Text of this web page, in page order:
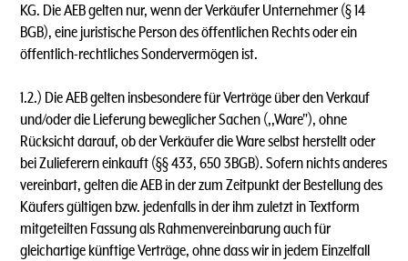
KG. Die AEB gelten nur, wenn der Verkäufer Unternehmer (§ 14
BGB), eine juristische Person des öffentlichen Rechts oder ein
öffentlich-rechtliches Sondervermögen ist.
1.2.) Die AEB gelten insbesondere für Verträge über den Verkauf
und/oder die Lieferung beweglicher Sachen (,,Ware"), ohne
Rücksicht darauf, ob der Verkäufer die Ware selbst herstellt oder
bei Zulieferern einkauft (§§ 433, 650 3BGB). Sofern nichts anderes
vereinbart, gelten die AEB in der zum Zeitpunkt der Bestellung des
Käufers gültigen bzw. jedenfalls in der ihm zuletzt in Textform
mitgeteilten Fassung als Rahmenvereinbarung auch für
gleichartige künftige Verträge, ohne dass wir in jedem Einzelfall